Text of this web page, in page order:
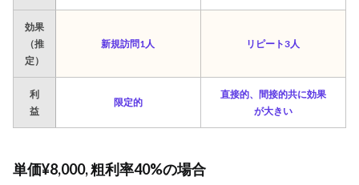
効果
（推
定）
新規訪問1人 リピート3人
利
益
限定的
直接的、間接的共に効果
が大きい
単価¥8,000, 粗利率40%の場合